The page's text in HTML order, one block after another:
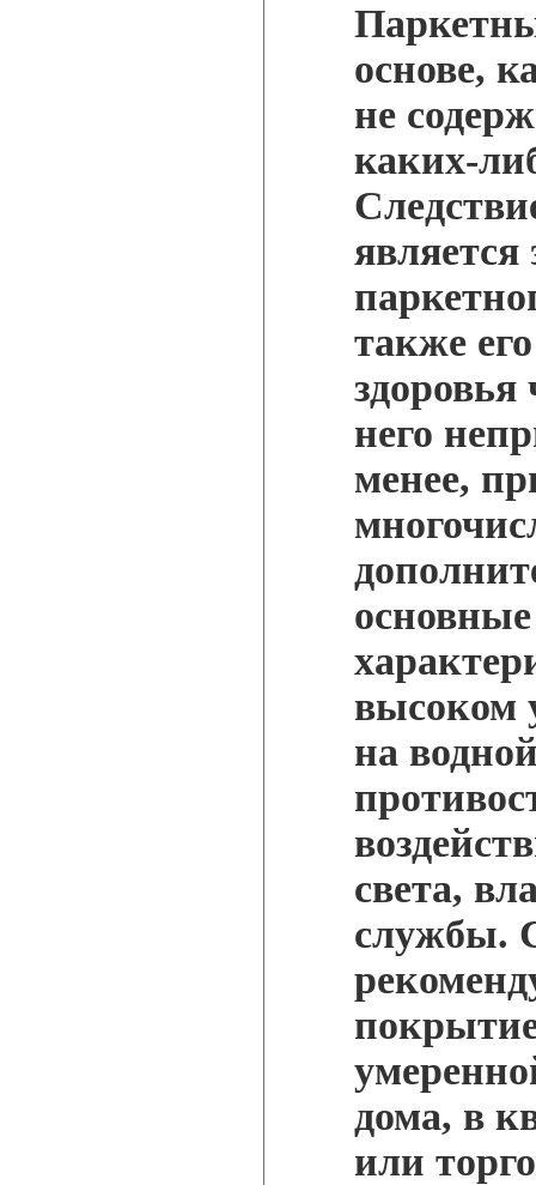
основе,
не
каких-
является
также
здоровья
него
менее,
высоком
на
света,
службы.
дома, в
или